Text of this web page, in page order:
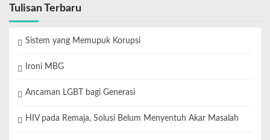
Tulisan Terbaru
Sistem yang Memupuk Korupsi
Ironi MBG
Ancaman LGBT bagi Generasi
HIV pada Remaja, Solusi Belum Menyentuh Akar Masalah